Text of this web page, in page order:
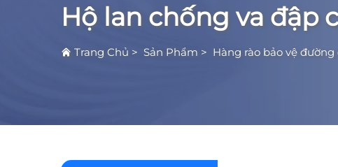
Hộ lan chống va đập
Trang Chủ > Sản Phẩm > Hàng rào bảo vệ đường